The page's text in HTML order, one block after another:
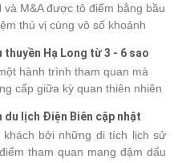
M&A được tô điểm bằng bầu
thú vị cùng vô số khoảnh
cả đã tạo nên một chuyến đi
Hạ Long từ 3 - 6 sao
hành trình tham quan mà
cấp giữa kỳ quan thiên nhiên
khoăn khi lựa chọn. Bài viết
du thuyền Hạ Long mới nhất
so sánh và tìm được hành
du lịch Điện Biên cập nhật
bởi những di tích lịch sử
tham quan mang đậm dấu